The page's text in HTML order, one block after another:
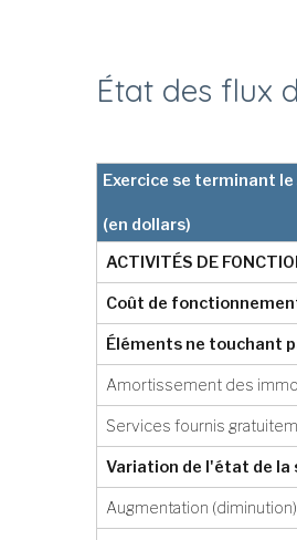
État des flux
Exercice se terminant le
(en dollars)
ACTIVITÉS DE
Coût de
Éléments ne touchant
Amortissement des
Services fournis
Variation de l'état de la
Augmentation